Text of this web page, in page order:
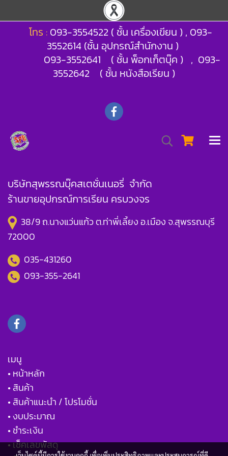
โทร : 093-3554522 ( ชั้น เครื่องเขียน ) , 093-
3552614 (ชั้น อุปกรณ์สำนักงาน )
093-3552641 ( ชั้น พ็อกเก็ตบุ๊ค ) , 093-
3552642 ( ชั้น หนังสือเรียน )
บริษัทสุพรรณบุ๊คสเตชั่นเนอรี่ จำกัด
ร้านขายอุปกรณ์การเรียน ครบวงจร
38/9 ถ.นางแว่นแก้ว ต.ท่าพี่เลี้ยง อ.เมือง จ.สุพรรณบุรี
72000
035-431260
093-355-2641
เมนู
• หน้าหลัก
• สินค้า
• สินค้าแนะนำ / โปรโมชั่น
• งบประมาณ
• ชำระเงิน
• เช็คเลขพัสดุ